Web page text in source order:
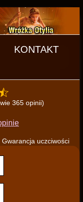
KONTAKT
365 opinii)
Gwarancja uczciwości